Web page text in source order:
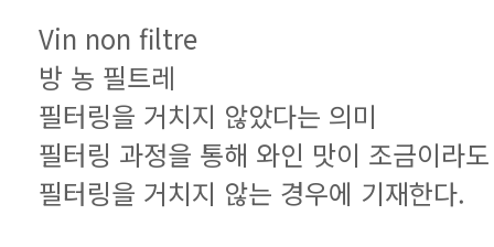
Vin non filtre
방 농 필트레
필터링을 거치지 않았다는 의미
필터링을 거치지 않는 경우에 기재한다.